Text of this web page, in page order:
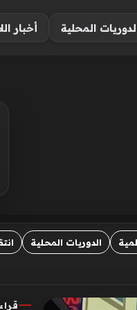
المحلية أخبار
الدوريات المحلية